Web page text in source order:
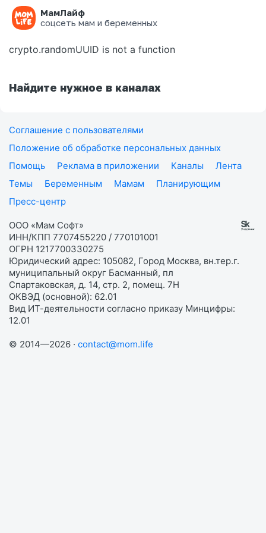
МамЛайф
соцсеть мам и беременных
Ошибка на странице
crypto.randomUUID is not a function
Найдите нужное в каналах
Соглашение с пользователями
Положение об обработке персональных данных
Помощь
Реклама в приложении Каналы
Лента
Темы
Беременным Мамам
Планирующим
Пресс-центр
ООО «Мам Софт»
ИНН/КПП 7707455220 / 770101001
ОГРН 1217700330275
Юридический адрес: 105082, Город Москва, вн.тер.г.
муниципальный округ Басманный, пл
Спартаковская, д. 14, стр. 2, помещ. 7Н
ОКВЭД (основной): 62.01
Вид ИТ-деятельности согласно приказу Минцифры:
12.01
© 2014—2026 · contact@mom.life